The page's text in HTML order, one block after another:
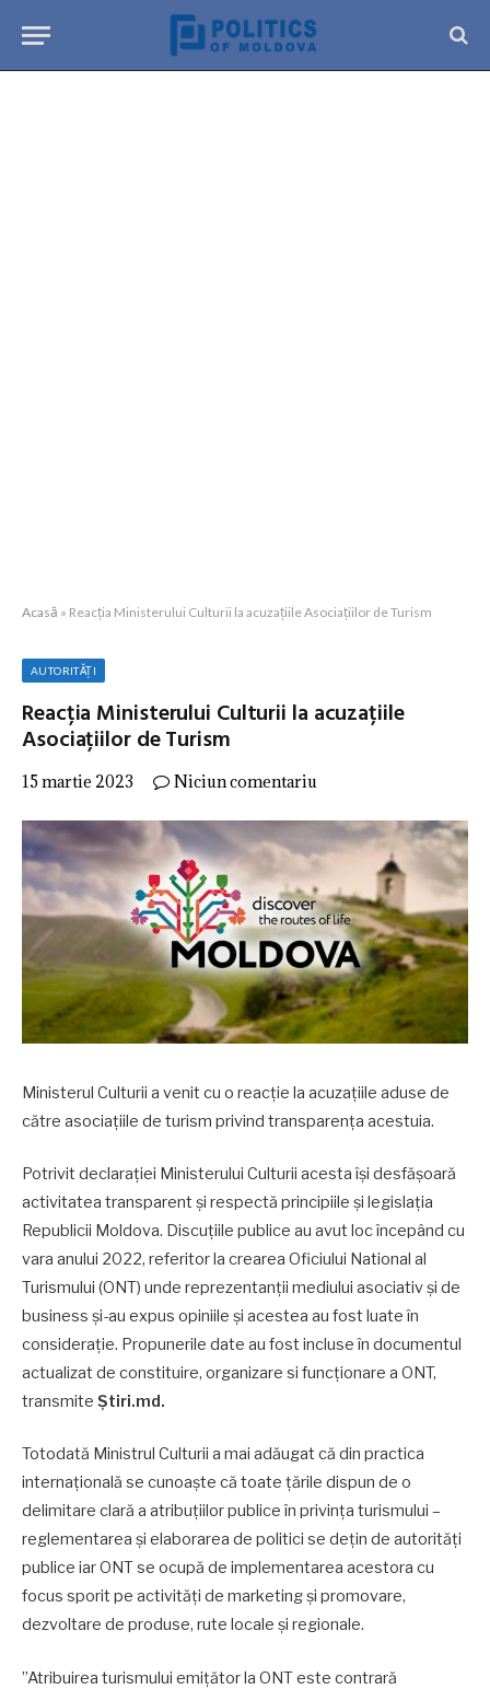
Acasă » Reacția Ministerului Culturii la acuzațiile Asociațiilor de Turism
AUTORITĂȚI
Reacția Ministerului Culturii la acuzațiile
Asociațiilor de Turism
15 martie 2023 Niciun comentariu
Ministerul Culturii a venit cu o reacție la acuzațiile aduse de
către asociațiile de turism privind transparența acestuia.
Potrivit declarației Ministerului Culturii acesta își desfășoară
activitatea transparent și respectă principiile și legislația
Republicii Moldova. Discuțiile publice au avut loc începând cu
vara anului 2022, referitor la crearea Oficiului National al
Turismului (ONT) unde reprezentanții mediului asociativ și de
business și-au expus opiniile și acestea au fost luate în
considerație. Propunerile date au fost incluse în documentul
actualizat de constituire, organizare si funcționare a ONT,
transmite Știri.md.
Totodată Ministrul Culturii a mai adăugat că din practica
internațională se cunoaște că toate țările dispun de o
delimitare clară a atribuțiilor publice în privința turismului –
reglementarea și elaborarea de politici se dețin de autorități
publice iar ONT se ocupă de implementarea acestora cu
focus sporit pe activități de marketing și promovare,
dezvoltare de produse, rute locale și regionale.
”Atribuirea turismului emițător la ONT este contrară